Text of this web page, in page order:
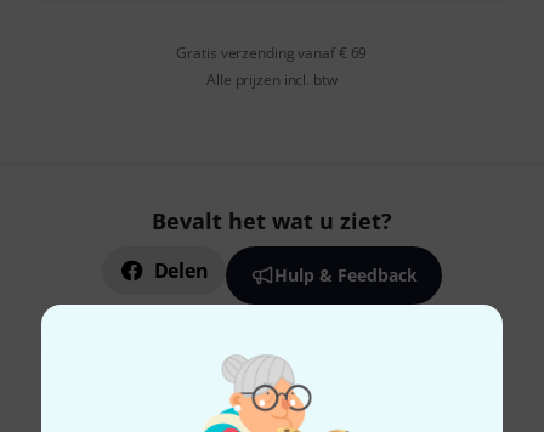
Gratis verzending vanaf € 69
Alle prijzen incl. btw
Bevalt het wat u ziet?
Delen Hulp & Feedback